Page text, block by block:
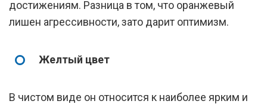
достижениям. Разница в том, что оранжевый
лишен агрессивности, зато дарит оптимизм.
Желтый цвет
В чистом виде он относится к наиболее ярким и